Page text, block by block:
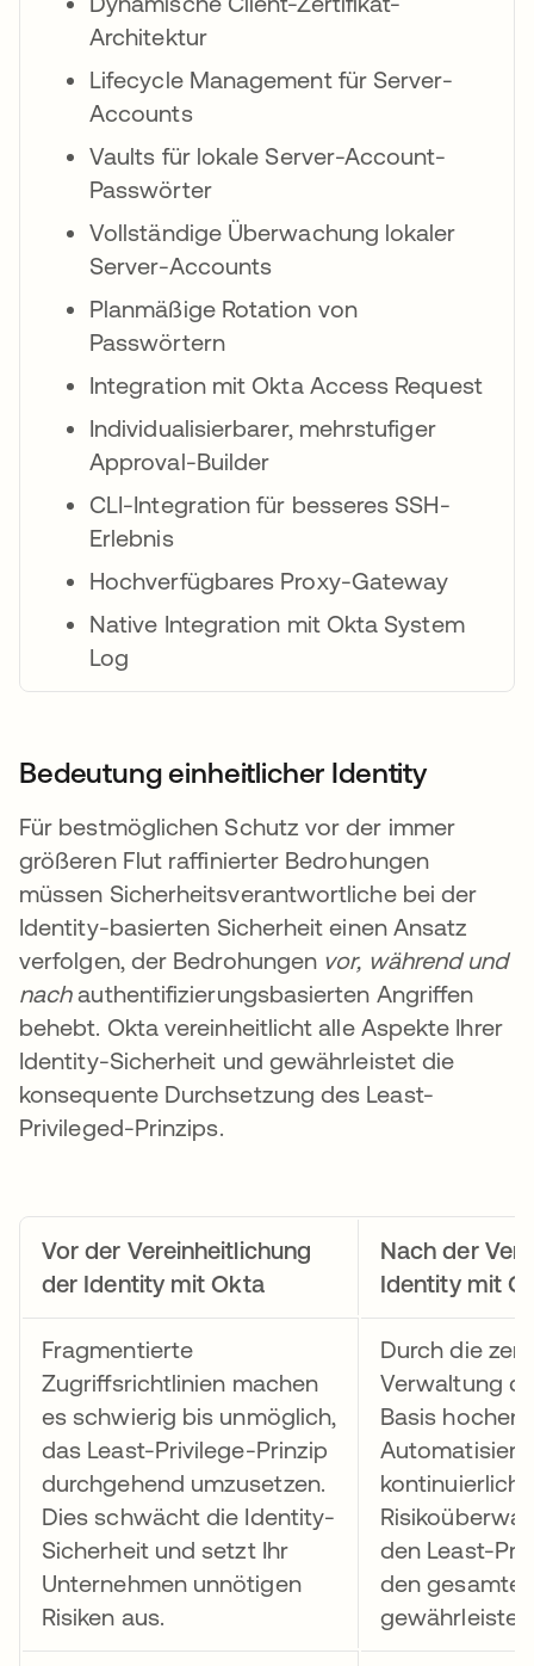
Architektur
Lifecycle Management für Server-
Accounts
Vaults für lokale Server-Account-
Passwörter
Vollständige Überwachung lokaler
Server-Accounts
Planmäßige Rotation von
Passwörtern
Integration mit Okta Access Request
Individualisierbarer, mehrstufiger
Approval-Builder
CLI-Integration für besseres SSH-
Erlebnis
Hochverfügbares Proxy-Gateway
Native Integration mit Okta System
Log
Bedeutung einheitlicher Identity
Für bestmöglichen Schutz vor der immer
größeren Flut raffinierter Bedrohungen
müssen Sicherheitsverantwortliche bei der
Identity-basierten Sicherheit einen Ansatz
verfolgen, der Bedrohungen vor, während und
nachauthentifizierungsbasierten Angriffen
behebt. Okta vereinheitlicht alle Aspekte Ihrer
Identity-Sicherheit und gewährleistet die
konsequente Durchsetzung des Least-
Privileged-Prinzips.
Vor der Vereinheitlichung
der Identity mit Okta
Nach der
Identity mit
Fragmentierte
Zugriffsrichtlinien machen
es schwierig bis unmöglich,
das Least-Privilege-Prinzip
durchgehend umzusetzen.
Dies schwächt die Identity-
Sicherheit und setzt Ihr
Unternehmen unnötigen
Risiken aus.
Durch die
Verwaltung
Basis
den Least-
den